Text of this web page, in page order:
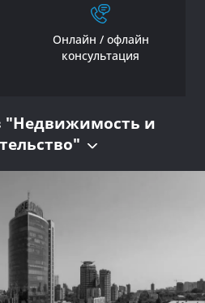
Онлайн / офлайн
консультация
"Недвижимость и